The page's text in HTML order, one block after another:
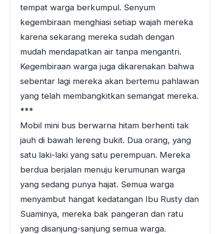
tempat warga berkumpul. Senyum
kegembiraan menghiasi setiap wajah mereka
karena sekarang mereka sudah dengan
mudah mendapatkan air tanpa mengantri.
Kegembiraan warga juga dikarenakan bahwa
sebentar lagi mereka akan bertemu pahlawan
yang telah membangkitkan semangat mereka.
***
Mobil mini bus berwarna hitam berhenti tak
jauh di bawah lereng bukit. Dua orang, yang
satu laki-laki yang satu perempuan. Mereka
berdua berjalan menuju kerumunan warga
yang sedang punya hajat. Semua warga
menyambut hangat kedatangan Ibu Rusty dan
Suaminya, mereka bak pangeran dan ratu
yang disanjung-sanjung semua warga.